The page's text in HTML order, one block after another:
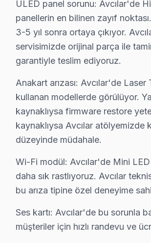
Avcılar'de televizyon servis
Avcılar Hisense servis Merkezi
Avcılar Hisense uzman ekibimiz,
Avcılar'de söz konusu model
Avcılar Hisense servis ekibi
Avcılar'de Hisense Tamiri —
İlk yıllarda Hisense TV'lerde en
Hisense modellerinde 12 yıllık
Avcılar'de 4840 işlemin %95'ü
Somut E-E-A-T örnekleri: ULED
Avcılar bölgesine özgü: İstanbul
ULED panel sorunu: Avcılar'de
panellerin en bilinen zayıf
3-5 yıl sonra ortaya çıkıyor.
servisimizde orijinal parça ile
garantiyle teslim ediyoruz.
Anakart arızası: Avcılar'de Laser
kullanan modellerde görülüyor.
kaynaklıysa firmware restore
kaynaklıysa Avcılar atölyemizde
düzeyinde müdahale.
Wi-Fi modül: Avcılar'de Mini
daha sık rastlıyoruz. Avcılar
bu arıza tipine özel deneyime
Ses kartı: Avcılar'de bu sorunla
müşteriler için hızlı randevu ve